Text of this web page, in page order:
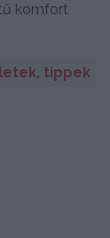
komfort
tippek